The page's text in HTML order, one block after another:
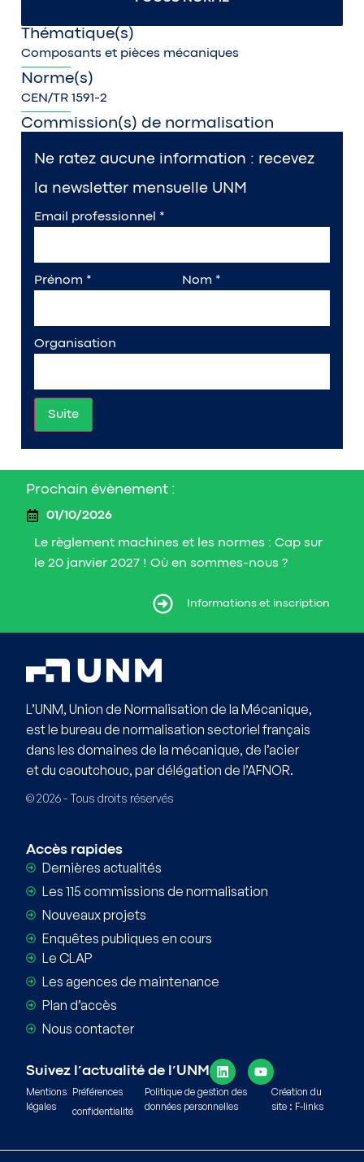
Thématique(s)
Composants et pièces mécaniques
Norme(s)
CEN/TR 1591-2
Commission(s) de normalisation
Ne ratez aucune information : recevez
la newsletter mensuelle UNM
Email professionnel *
Prénom * Nom *
Organisation
Suite
Prochain évènement :
01/10/2026
Le règlement machines et les normes : Cap sur
le 20 janvier 2027 ! Où en sommes-nous ?
Informations et inscription
L’UNM, Union de Normalisation de la Mécanique,
est le bureau de normalisation sectoriel français
dans les domaines de la mécanique, de l’acier
et du caoutchouc, par délégation de l’AFNOR.
© 2026 - Tous droits réservés
Accès rapides
Dernières actualités
Les 115 commissions de normalisation
Nouveaux projets
Enquêtes publiques en cours
Le CLAP
Les agences de maintenance
Plan d’accès
Nous contacter
Suivez l’actualité de l’UNM
Mentions
légales
Préférences
confidentialité
Politique de gestion des
données personnelles
Création du
site : F-links